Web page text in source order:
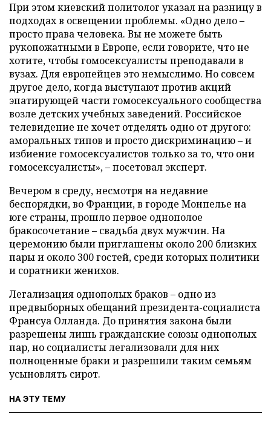
При этом киевский политолог указал на разницу в
подходах в освещении проблемы. «Одно дело –
просто права человека. Вы не можете быть
рукопожатными в Европе, если говорите, что не
хотите, чтобы гомосексуалисты преподавали в
вузах. Для европейцев это немыслимо. Но совсем
другое дело, когда выступают против акций
эпатирующей части гомосексуального сообщества
возле детских учебных заведений. Российское
телевидение не хочет отделять одно от другого:
аморальных типов и просто дискриминацию – и
избиение гомосексуалистов только за то, что они
гомосексуалисты», – посетовал эксперт.
Вечером в среду, несмотря на недавние
беспорядки, во Франции, в городе Монпелье на
юге страны, прошло первое однополое
бракосочетание – свадьба двух мужчин. На
церемонию были приглашены около 200 близких
пары и около 300 гостей, среди которых политики
и соратники женихов.
Легализация однополых браков – одно из
предвыборных обещаний президента-социалиста
Франсуа Олланда. До принятия закона были
разрешены лишь гражданские союзы однополых
пар, но социалисты легализовали для них
полноценные браки и разрешили таким семьям
усыновлять сирот.
НА ЭТУ ТЕМУ